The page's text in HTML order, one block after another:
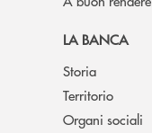
LA BANCA
Storia
Territorio
Organi sociali